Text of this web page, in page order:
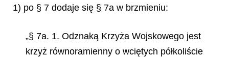
1) po § 7 dodaje się § 7a w brzmieniu:
„§ 7a. 1. Odznaką Krzyża Wojskowego jest
krzyż równoramienny o wciętych półkoliście